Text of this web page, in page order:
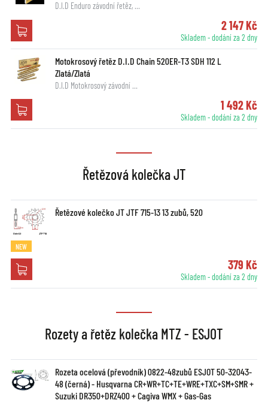
D.I.D Enduro závodní řetěz, …
2 147 Kč
Skladem - dodání za 2 dny
Motokrosový řetěz D.I.D Chain 520ER-T3 SDH 112 L
Zlatá/Zlatá
D.I.D Motokrosový závodní …
1 492 Kč
Skladem - dodání za 2 dny
Řetězová kolečka JT
Řetězové kolečko JT JTF 715-13 13 zubů, 520
NEW
379 Kč
Skladem - dodání za 2 dny
Rozety a řetěz kolečka MTZ - ESJOT
Rozeta ocelová (převodník) 0822-48zubů ESJOT 50-32043-
48 (černá) - Husqvarna CR+WR+TC+TE+WRE+TXC+SM+SMR +
Suzuki DR350+DRZ400 + Cagiva WMX + Gas-Gas